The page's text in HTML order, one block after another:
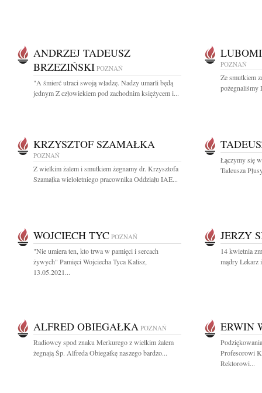
ANDRZEJ TADEUSZ
BRZEZIŃSKI POZNAŃ
"A śmierć utraci swoją władzę. Nadzy umarli będą
jednym Z człowiekiem pod zachodnim księżycem i...
POZNAŃ
Ze smutkiem
pożegnaliśmy
KRZYSZTOF SZAMAŁKA
POZNAŃ
Z wielkim żalem i smutkiem żegnamy dr. Krzysztofa
Szamałka wieloletniego pracownika Oddziału IAE...
Łączymy się
Tadeusza
WOJCIECH TYC POZNAŃ
"Nie umiera ten, kto trwa w pamięci i sercach
żywych" Pamięci Wojciecha Tyca Kalisz,
13.05.2021...
JERZY
14 kwietnia
mądry Lekarz
ALFRED OBIEGAŁKA POZNAŃ
Radiowcy spod znaku Merkurego z wielkim żalem
żegnają Śp. Alfreda Obiegałkę naszego bardzo...
ERWIN
Profesorowi
Rektorowi...